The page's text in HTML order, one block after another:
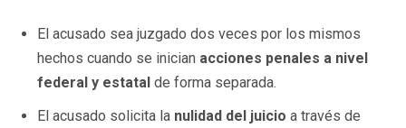
El acusado sea juzgado dos veces por los mismos
hechos cuando se inician acciones penales a nivel
federal y estatal de forma separada.
El acusado solicita la nulidad del juicio a través de